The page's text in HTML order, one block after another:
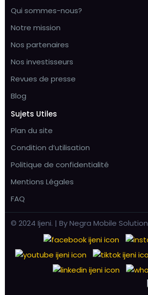
Qui sommes-nous?
Notre mission
Nos partenaires
Nos investisseurs
Revues de presse
Blog
Sujets Utiles
Plan du site
Condition d’utilisation
Politique de confidentialité
Mentions Légales
FAQ
© 2024 Ijeni. | By Negra Mobile Solution